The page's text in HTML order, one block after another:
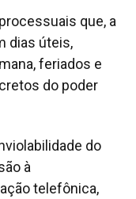
que, a
dias úteis,
feriados e
do poder
do
à
telefônica,